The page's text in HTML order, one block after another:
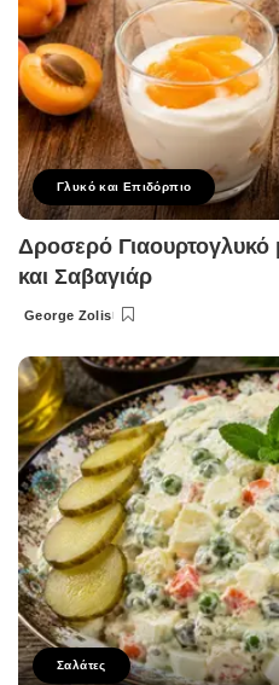
Γλυκό και Επιδόρπιο
Δροσερό
και Σαβαγιάρ
Posted
George Zolis
Σαλάτες